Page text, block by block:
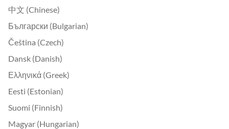
中文 (Chinese)
Български (Bulgarian)
Čeština (Czech)
Dansk (Danish)
Ελληνικά (Greek)
Eesti (Estonian)
Suomi (Finnish)
Magyar (Hungarian)